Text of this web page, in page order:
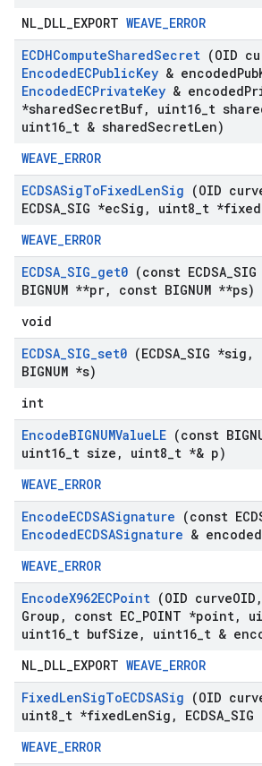
NL_DLL_EXPORT WEAVE_ERROR
ECDHComputeSharedSecret (OID
EncodedECPublicKey & encodedPub
EncodedECPrivateKey & encoded
*sharedSecretBuf, uint16 t
uint16 t & sharedSecretLen)
WEAVE_ERROR
ECDSASigToFixedLenSig (OID
ECDSA SIG *ecSig , uint8 t *fixed
WEAVE_ERROR
ECDSA_SIG_get0 (const ECDSA
BIGNUM **pr,
const BIGNUM **ps)
void
ECDSA_SIG_set0 (ECDSA SIG *sig ,
BIGNUM *s)
int
EncodeBIGNUMValueLE (const
uint16 t size , uint8 t *& p)
WEAVE_ERROR
EncodeECDSASignature (const
EncodedECDSASignature & encoded
WEAVE_ERROR
EncodeX962ECPoint (OID curveOID ,
Group , const EC POINT *point,
uint16 t bufSize , uint16 t &
NL_DLL_EXPORT WEAVE_ERROR
FixedLenSigToECDSASig (OID
uint8 t *fixedLenSig , ECDSA SIG
WEAVE_ERROR